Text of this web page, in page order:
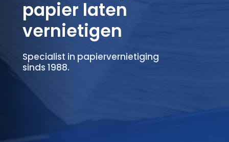
papier laten
vernietigen
Specialist in papiervernietiging
sinds 1988.